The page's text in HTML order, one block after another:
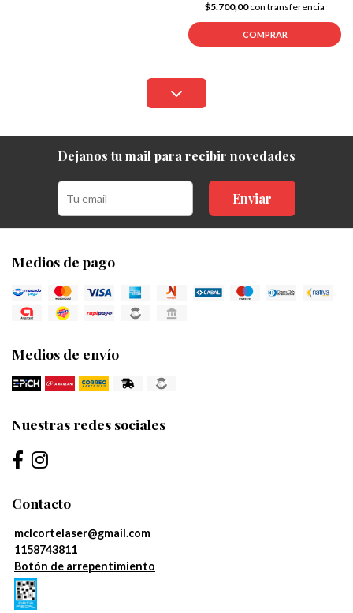
$5.700,00con transferencia
COMPRAR
Dejanos tu mail para recibir novedades
Enviar
Medios de pago
Medios de envío
Nuestras redes sociales
Contacto
mclcortelaser@gmail.com
1158743811
Botón de arrepentimiento